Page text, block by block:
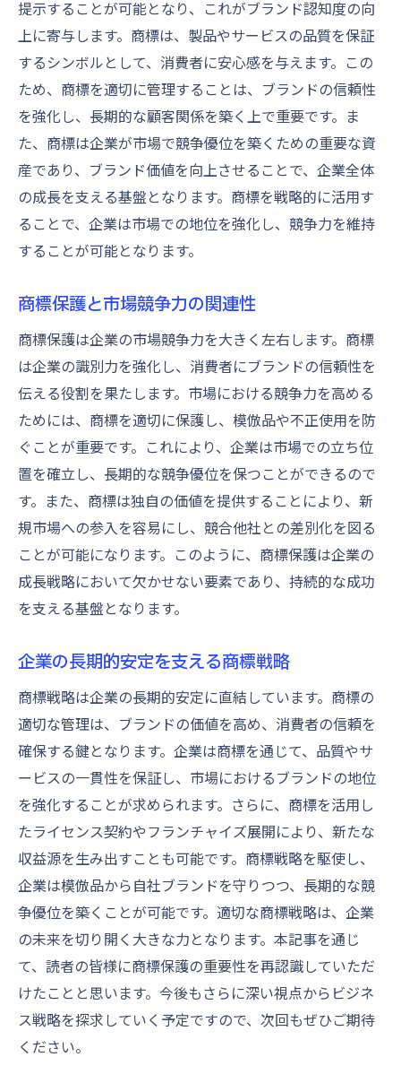
提示することが可能となり、これがブランド認知度の向
上に寄与します。商標は、製品やサービスの品質を保証
するシンボルとして、消費者に安心感を与えます。この
ため、商標を適切に管理することは、ブランドの信頼性
を強化し、長期的な顧客関係を築く上で重要です。ま
た、商標は企業が市場で競争優位を築くための重要な資
産であり、ブランド価値を向上させることで、企業全体
の成長を支える基盤となります。商標を戦略的に活用す
ることで、企業は市場での地位を強化し、競争力を維持
することが可能となります。
商標保護と市場競争力の関連性
商標保護は企業の市場競争力を大きく左右します。商標
は企業の識別力を強化し、消費者にブランドの信頼性を
伝える役割を果たします。市場における競争力を高める
ためには、商標を適切に保護し、模倣品や不正使用を防
ぐことが重要です。これにより、企業は市場での立ち位
置を確立し、長期的な競争優位を保つことができるので
す。また、商標は独自の価値を提供することにより、新
規市場への参入を容易にし、競合他社との差別化を図る
ことが可能になります。このように、商標保護は企業の
成長戦略において欠かせない要素であり、持続的な成功
を支える基盤となります。
企業の長期的安定を支える商標戦略
商標戦略は企業の長期的安定に直結しています。商標の
適切な管理は、ブランドの価値を高め、消費者の信頼を
確保する鍵となります。企業は商標を通じて、品質やサ
ービスの一貫性を保証し、市場におけるブランドの地位
を強化することが求められます。さらに、商標を活用し
たライセンス契約やフランチャイズ展開により、新たな
収益源を生み出すことも可能です。商標戦略を駆使し、
企業は模倣品から自社ブランドを守りつつ、長期的な競
争優位を築くことが可能です。適切な商標戦略は、企業
の未来を切り開く大きな力となります。本記事を通じ
て、読者の皆様に商標保護の重要性を再認識していただ
けたことと思います。今後もさらに深い視点からビジネ
ス戦略を探求していく予定ですので、次回もぜひご期待
ください。